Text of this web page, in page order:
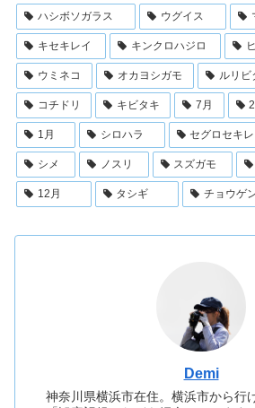
ハシボソガラス ウグイス
キセキレイ キンクロハジロ
ウミネコ オカヨシガモ ルリビ
コチドリ キビタキ 7月
1月 シロハラ セグロセキレ
シメ ノスリ スズガモ
12月 タシギ チョウゲ
Demi
神奈川県横浜市在住。横浜市から行